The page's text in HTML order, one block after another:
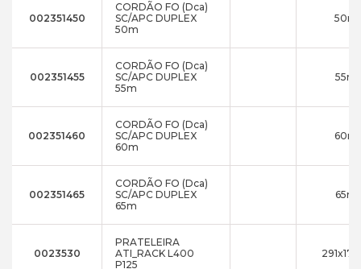
002351450
CORDÃO FO (Dca)
SC/APC DUPLEX
50m
50m
002351455
CORDÃO FO (Dca)
SC/APC DUPLEX
55m
55m
002351460
CORDÃO FO (Dca)
SC/APC DUPLEX
60m
60m
002351465
CORDÃO FO (Dca)
SC/APC DUPLEX
65m
65m
0023530
PRATELEIRA
ATI_RACK L400
P125